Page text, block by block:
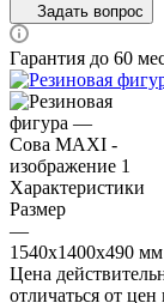
Задать вопрос
Гарантия до 60
Характеристики
Размер
—
1540х1400х490 мм
Цена
отличаться от